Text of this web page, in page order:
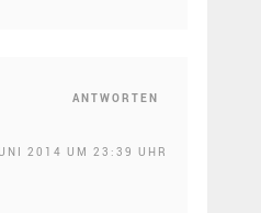
ANTWORTEN
2014 UM 23:39 UHR